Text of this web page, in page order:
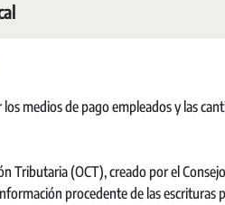
medios de pago empleados y las
(OCT), creado por el
procedente de las escrituras